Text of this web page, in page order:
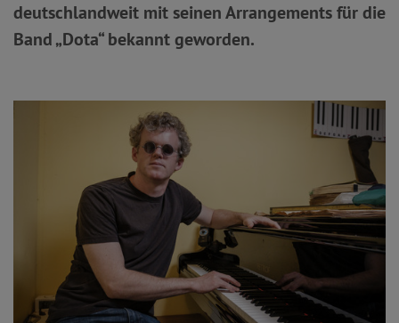
deutschlandweit mit seinen Arrangements für die
Band „Dota“ bekannt geworden.